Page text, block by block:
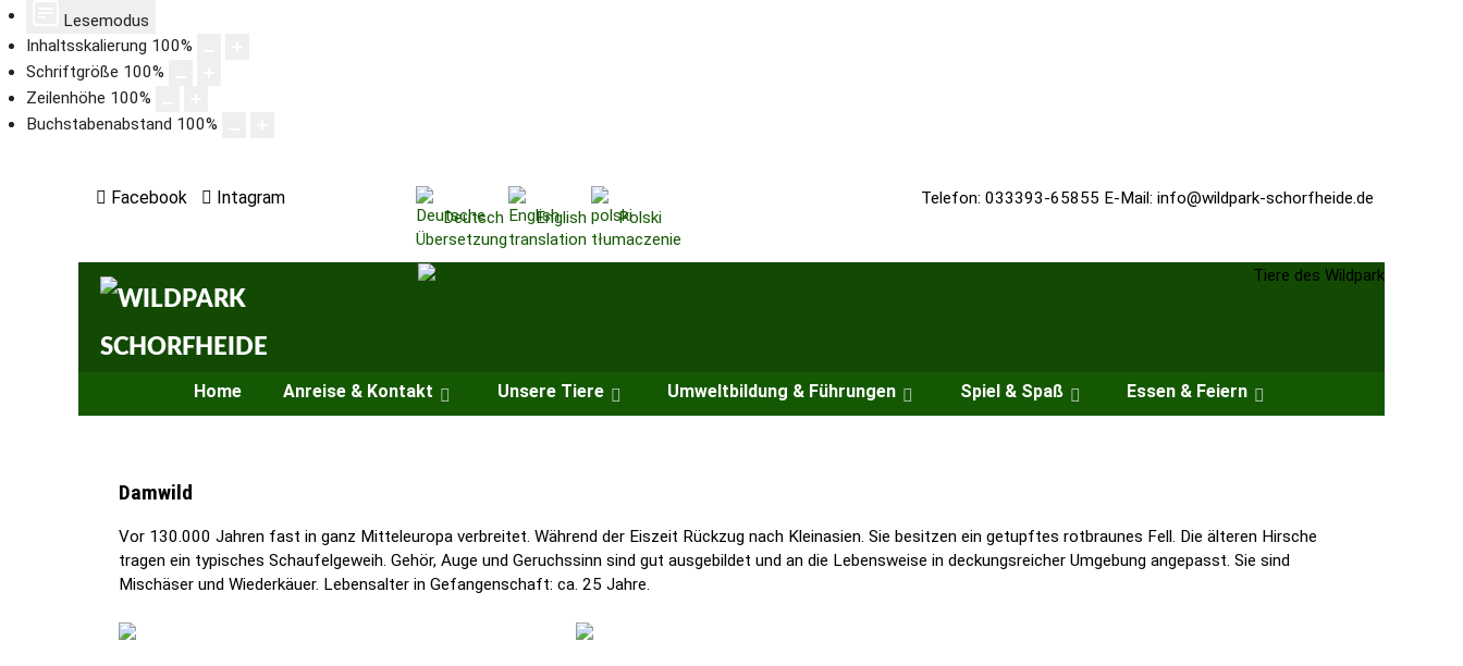
Lesemodus
Inhaltsskalierung 100%
Schriftgröße 100%
Zeilenhöhe 100%
Buchstabenabstand 100%
Facebook Intagram
Deutsch English Polski
Telefon: 033393-65855 E-Mail: info@wildpark-schorfheide.de
Home Anreise & Kontakt Unsere Tiere Umweltbildung & Führungen Spiel & Spaß Essen & Feiern
Damwild
Vor 130.000 Jahren fast in ganz Mitteleuropa verbreitet. Während der Eiszeit Rückzug nach Kleinasien. Sie besitzen ein getupftes rotbraunes Fell. Die älteren Hirsche
tragen ein typisches Schaufelgeweih. Gehör, Auge und Geruchssinn sind gut ausgebildet und an die Lebensweise in deckungsreicher Umgebung angepasst. Sie sind
Mischäser und Wiederkäuer. Lebensalter in Gefangenschaft: ca. 25 Jahre.